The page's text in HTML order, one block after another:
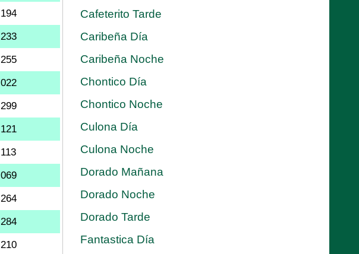
194
233
255
022
299
121
113
069
264
284
210
Cafeterito Tarde
Caribeña Día
Caribeña Noche
Chontico Día
Chontico Noche
Culona Día
Culona Noche
Dorado Mañana
Dorado Noche
Dorado Tarde
Fantastica Día